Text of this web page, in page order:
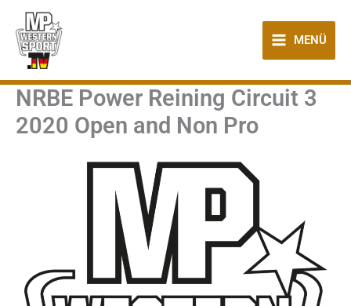
Inhalt
springen
MENÜ
NRBE Power Reining Circuit 3
2020 Open and Non Pro